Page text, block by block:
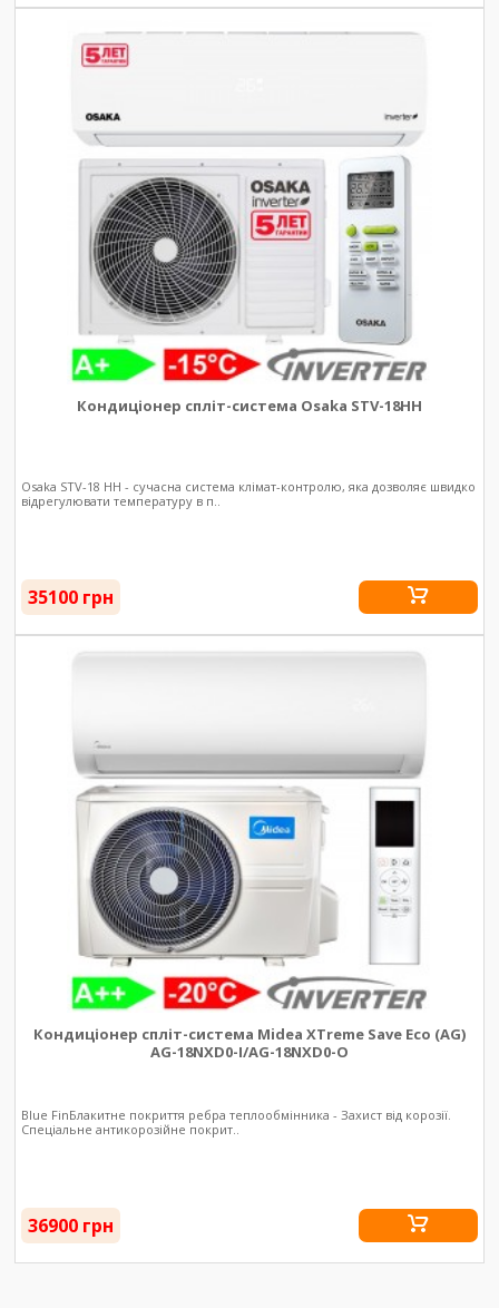
Кондиціонер спліт-система Osaka STV-18HH
Osaka STV-18 HH - сучасна система клімат-контролю, яка дозволяє швидко
відрегулювати температуру в п..
35100 грн
Кондиціонер спліт-система Midea XTreme Save Eco (AG)
AG-18NXD0-I/AG-18NXD0-O
Blue FinБлакитне покриття ребра теплообмінника - Захист від корозії.
Спеціальне антикорозійне покрит..
36900 грн